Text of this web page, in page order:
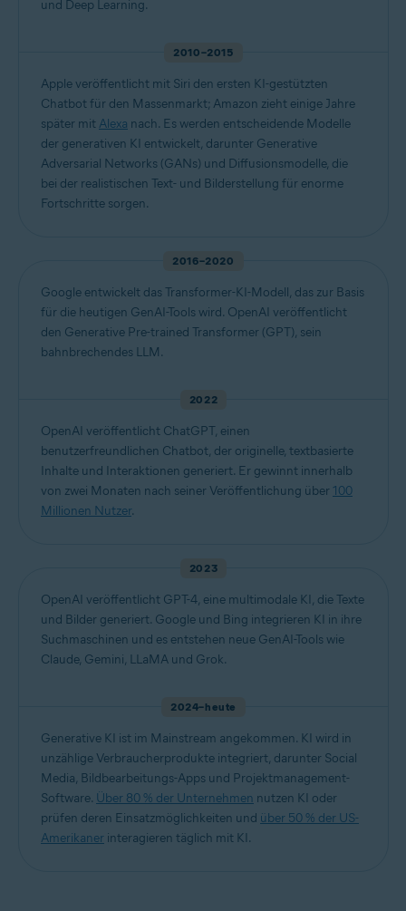
und Deep Learning.
2010–2015
Apple veröffentlicht mit Siri den ersten KI-gestützten
Chatbot für den Massenmarkt; Amazon zieht einige Jahre
später mit Alexa nach. Es werden entscheidende Modelle
der generativen KI entwickelt, darunter Generative
Adversarial Networks (GANs) und Diffusionsmodelle, die
bei der realistischen Text- und Bilderstellung für enorme
Fortschritte sorgen.
2016–2020
Google entwickelt das Transformer-KI-Modell, das zur Basis
für die heutigen GenAI-Tools wird. OpenAI veröffentlicht
den Generative Pre-trained Transformer (GPT), sein
bahnbrechendes LLM.
2022
OpenAI veröffentlicht ChatGPT, einen
benutzerfreundlichen Chatbot, der originelle, textbasierte
Inhalte und Interaktionen generiert. Er gewinnt innerhalb
von zwei Monaten nach seiner Veröffentlichung über 100
Millionen Nutzer.
2023
OpenAI veröffentlicht GPT-4, eine multimodale KI, die Texte
und Bilder generiert. Google und Bing integrieren KI in ihre
Suchmaschinen und es entstehen neue GenAI-Tools wie
Claude, Gemini, LLaMA und Grok.
2024–heute
Generative KI ist im Mainstream angekommen. KI wird in
unzählige Verbraucherprodukte integriert, darunter Social
Media, Bildbearbeitungs-Apps und Projektmanagement-
Software. Über 80 % der Unternehmen nutzen KI oder
prüfen deren Einsatzmöglichkeiten und über 50 % der US-
Amerikaner interagieren täglich mit KI.